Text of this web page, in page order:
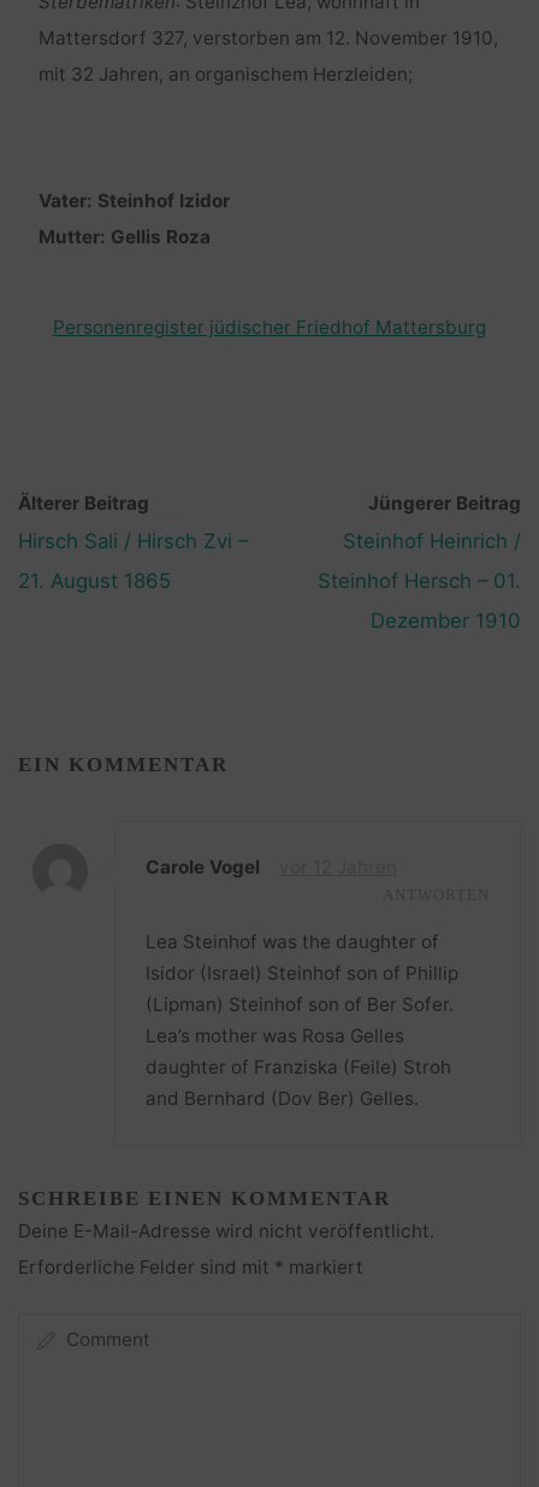
Mattersdorf 327, verstorben am 12. November 1910,
mit 32 Jahren, an organischem Herzleiden;
Vater: Steinhof Izidor
Mutter: Gellis Roza
Personenregister jüdischer Friedhof Mattersburg
Älterer Beitrag
Hirsch Sali / Hirsch Zvi –
21. August 1865
Jüngerer Beitrag
Steinhof Heinrich /
Steinhof Hersch – 01.
Dezember 1910
EIN KOMMENTAR
Carole Vogel
Lea Steinhof was the daughter of
Isidor (Israel) Steinhof son of Phillip
(Lipman) Steinhof son of Ber Sofer.
Lea’s mother was Rosa Gelles
daughter of Franziska (Feile) Stroh
and Bernhard (Dov Ber) Gelles.
SCHREIBE EINEN KOMMENTAR
Deine E-Mail-Adresse wird nicht veröffentlicht.
Erforderliche Felder sind mit * markiert